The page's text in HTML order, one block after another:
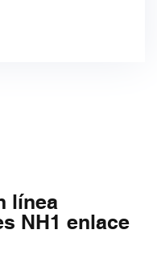
línea
NH1 enlace